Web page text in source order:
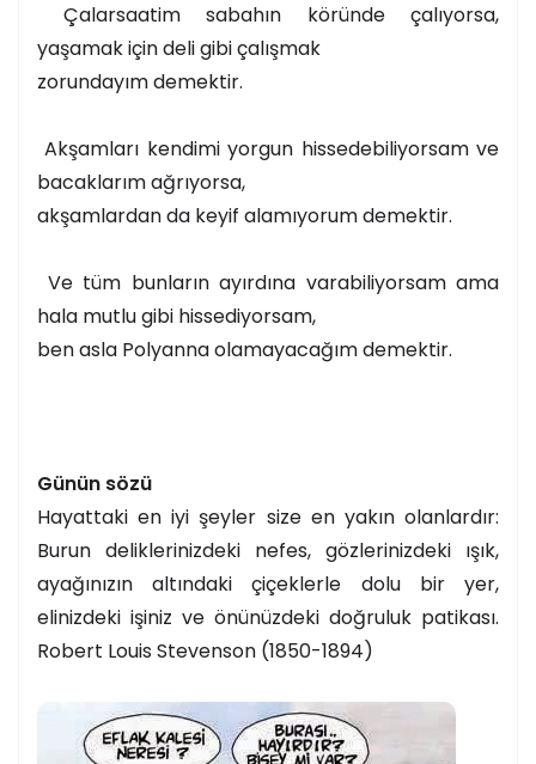
Çalarsaatim sabahın köründe çalıyorsa,
yaşamak için deli gibi çalışmak
zorundayım demektir.
Akşamları kendimi yorgun hissedebiliyorsam ve
bacaklarım ağrıyorsa,
akşamlardan da keyif alamıyorum demektir.
Ve tüm bunların ayırdına varabiliyorsam ama
hala mutlu gibi hissediyorsam,
ben asla Polyanna olamayacağım demektir.
Günün sözü
Hayattaki en iyi şeyler size en yakın olanlardır:
Burun deliklerinizdeki nefes, gözlerinizdeki ışık,
ayağınızın altındaki çiçeklerle dolu bir yer,
elinizdeki işiniz ve önünüzdeki doğruluk patikası.
Robert Louis Stevenson (1850-1894)